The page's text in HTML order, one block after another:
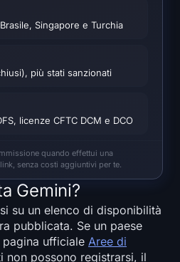
Singapore e Turchia
più stati sanzionati
licenze CFTC DCM e DCO
quando effettui una
senza costi aggiuntivi per te.
Gemini?
su un elenco di disponibilità
pubblicata. Se un paese
ufficiale Aree di
non possono registrarsi, il